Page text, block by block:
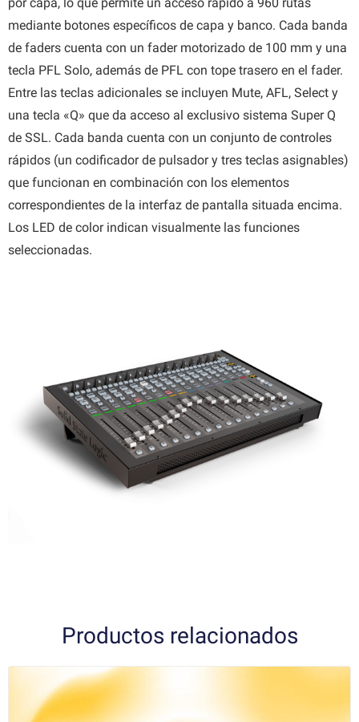
mediante botones específicos de capa y banco. Cada banda
de faders cuenta con un fader motorizado de 100 mm y una
tecla PFL Solo, además de PFL con tope trasero en el fader.
Entre las teclas adicionales se incluyen Mute, AFL, Select y
una tecla «Q» que da acceso al exclusivo sistema Super Q
de SSL. Cada banda cuenta con un conjunto de controles
rápidos (un codificador de pulsador y tres teclas asignables)
que funcionan en combinación con los elementos
correspondientes de la interfaz de pantalla situada encima.
Los LED de color indican visualmente las funciones
seleccionadas.
Productos relacionados